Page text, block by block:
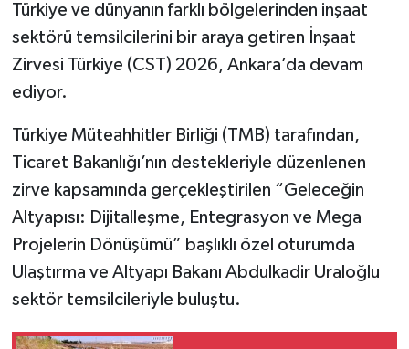
Türkiye ve dünyanın farklı bölgelerinden inşaat
sektörü temsilcilerini bir araya getiren İnşaat
Zirvesi Türkiye (CST) 2026, Ankara’da devam
ediyor.
Türkiye Müteahhitler Birliği (TMB) tarafından,
Ticaret Bakanlığı’nın destekleriyle düzenlenen
zirve kapsamında gerçekleştirilen “Geleceğin
Altyapısı: Dijitalleşme, Entegrasyon ve Mega
Projelerin Dönüşümü” başlıklı özel oturumda
Ulaştırma ve Altyapı Bakanı Abdulkadir Uraloğlu
sektör temsilcileriyle buluştu.
BİLİM&TEKNOLOJİ
BÖLGE